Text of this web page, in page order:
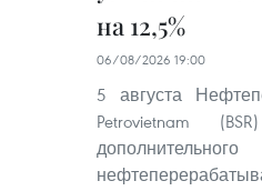
на 12,5%
06/08/2026 19:00
5 августа
Petrovietnam